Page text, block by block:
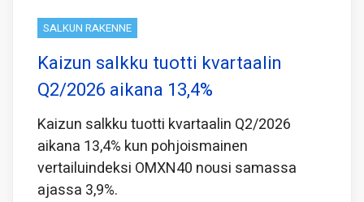
SALKUN RAKENNE
Kaizun salkku tuotti kvartaalin
Q2/2026 aikana 13,4%
Kaizun salkku tuotti kvartaalin Q2/2026
aikana 13,4% kun pohjoismainen
vertailuindeksi OMXN40 nousi samassa
ajassa 3,9%.